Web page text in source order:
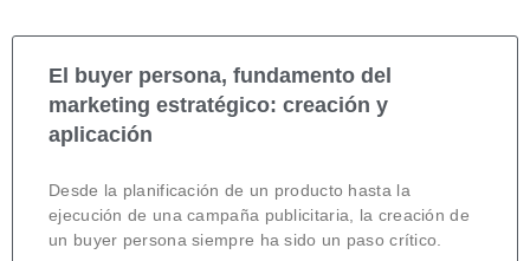
El buyer persona, fundamento del
marketing estratégico: creación y
aplicación
Desde la planificación de un producto hasta la
ejecución de una campaña publicitaria, la creación de
un buyer persona siempre ha sido un paso crítico.